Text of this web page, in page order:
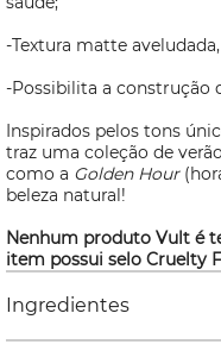
-Textura matte
-Possibilita a construção
Inspirados pelos tons
traz uma coleção de
como a Golden Hour
beleza natural!
Nenhum produto Vult é
item possui selo Cruelty
Ingredientes